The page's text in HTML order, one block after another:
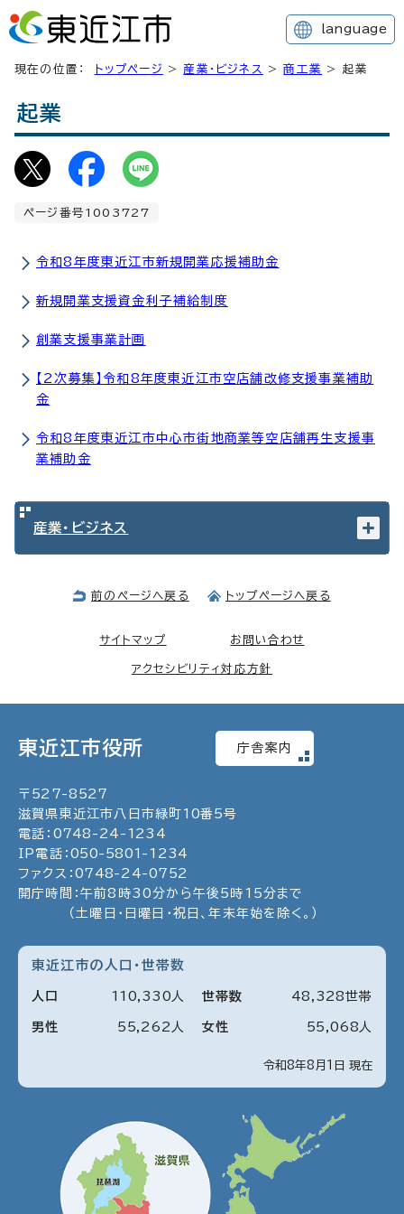
language
現在の位置： トップページ > 産業・ビジネス >商工業 > 起業
起業
ページ番号1003727
令和8年度東近江市新規開業応援補助金
新規開業支援資金利子補給制度
創業支援事業計画
【2次募集】令和8年度東近江市空店舗改修支援事業補助
金
令和8年度東近江市中心市街地商業等空店舗再生支援事
業補助金
産業・ビジネス
前のページへ戻る トップページへ戻る
サイトマップ お問い合わせ
アクセシビリティ対応方針
東近江市役所 庁舎案内
〒 527-8527
滋賀県東近江市八日市緑町10番5号
電話： 0748 - 24 - 1234
IP電話： 050- 5801 - 1234
ファクス： 0748- 24-0752
開庁時間：午前8時30分から午後5時15分まで
（土曜日・日曜日・祝日、年末年始を除く。）
東近江市の人口・世帯数
令和8年8月1日 現在
人口 110 330 人
男性 55 262 人 女性 55 068 人
世帯数 48 328世帯